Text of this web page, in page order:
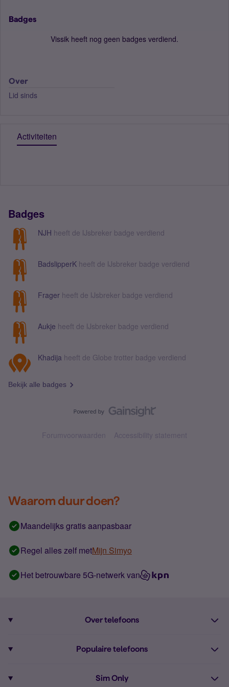
Badges
Vissik heeft nog geen badges verdiend.
Over
Lid sinds
Activiteiten
Badges
NJH heeft de IJsbreker badge verdiend
BadslipperK heeft de IJsbreker badge verdiend
Frager heeft de IJsbreker badge verdiend
Aukje heeft de IJsbreker badge verdiend
Khadija heeft de Globe trotter badge verdiend
Bekijk alle badges
Forumvoorwaarden Accessibility statement
Waarom duur doen?
Maandelijks gratis aanpasbaar
Regel alles zelf metMijn Simyo
Het betrouwbare 5G-netwerk van
Over telefoons
Alle telefoons
Populaire telefoons
Sim Only